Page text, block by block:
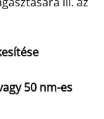
50 nm-es